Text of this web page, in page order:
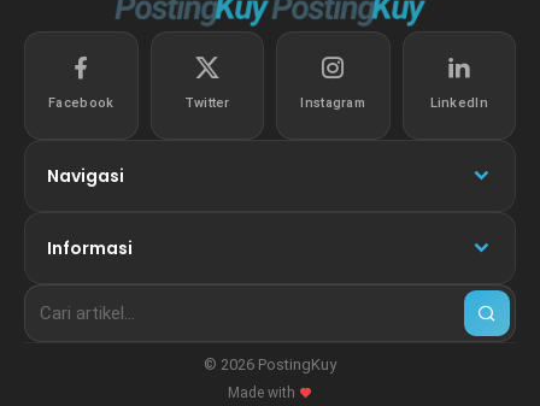
Facebook Twitter Instagram LinkedIn
Navigasi
Informasi
© 2026 PostingKuy
Made with